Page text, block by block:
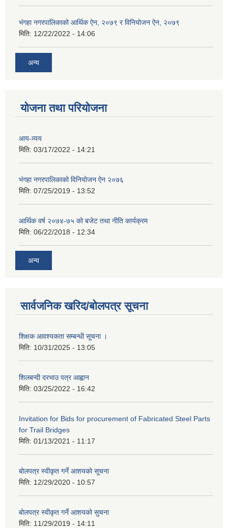
भंगहा नगरपालिकाको आर्थिक ऐन, २०७९ र विनियोजन ऐन, २०७९
मिति: 12/22/2022 - 14:06
अन्य
योजना तथा परियोजना
आय-व्यय
मिति: 03/17/2022 - 14:21
भंगहा नगरपालिकाको विनियोजन ऐन २०७६
मिति: 07/25/2019 - 13:52
आर्थिक वर्ष २०७४-७५ को बजेट तथा नीति कार्यक्रम
मिति: 06/22/2018 - 12:34
अन्य
सार्वजनिक खरिद/बोलपत्र सूचना
शिक्षक आवश्यकता सम्बन्धी सूचना ।
मिति: 10/31/2025 - 13:05
शिलबन्दी दरभाउ पत्र आह्वान
मिति: 03/25/2022 - 16:42
Invitation for Bids for procurement of Fabricated Steel Parts
for Trail Bridges
मिति: 01/13/2021 - 11:17
बोलपत्र स्वीकृत गर्ने आशयको सूचना
मिति: 12/29/2020 - 10:57
बोलपत्र स्वीकृत गर्ने आशयको सुचना
मिति: 11/29/2019 - 14:11